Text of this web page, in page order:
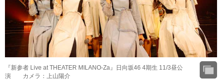
『新参者 Live at THEATER MILANO-Za』日向坂46 4期生 11/3昼公
演 カメラ：上山陽介